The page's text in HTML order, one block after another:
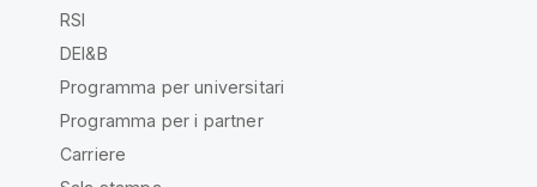
RSI
DEI&B
Programma per universitari
Programma per i partner
Carriere